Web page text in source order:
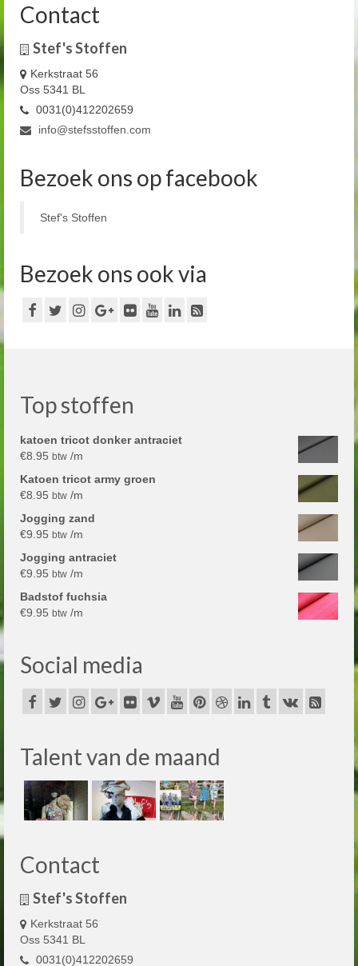
Contact
Stef's Stoffen
Kerkstraat 56
Oss 5341 BL
0031(0)412202659
info@stefsstoffen.com
Bezoek ons op facebook
Stef's Stoffen
Bezoek ons ook via
Top stoffen
katoen tricot donker antraciet
€8.95 btw /m
Katoen tricot army groen
€8.95 btw /m
Jogging zand
€9.95 btw /m
Jogging antraciet
€9.95 btw /m
Badstof fuchsia
€9.95 btw /m
Social media
Talent van de maand
Contact
Stef's Stoffen
Kerkstraat 56
Oss 5341 BL
0031(0)412202659